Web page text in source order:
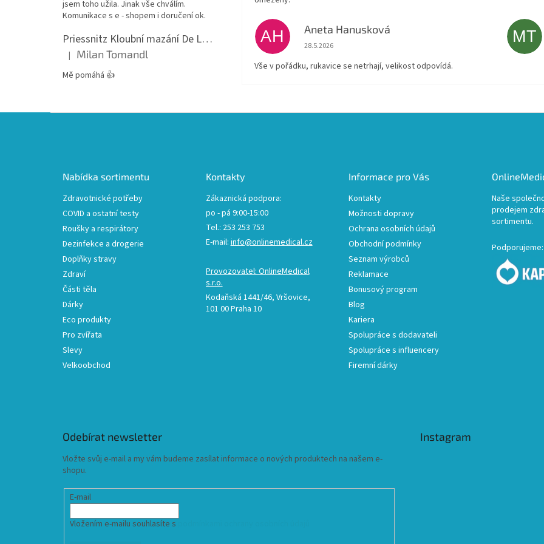
jsem toho užila. Jinak vše chválím.
Komunikace s e - shopem i doručení ok.
Priessnitz Kloubní mazání De Luxe, 200ml
Hodnocení produktu je 5 z 5 hvězdiček.
| Milan Tomandl
Mě pomáhá 👍
AH Aneta Hanusková
Hodnocení obchodu je 5 z 5 hvězdiček.
28.5.2026
Vše v pořádku, rukavice se netrhají, velikost odpovídá.
MT
Nabídka sortimentu
Zdravotnické potřeby
COVID a ostatní testy
Roušky a respirátory
Dezinfekce a drogerie
Doplňky stravy
Zdraví
Části těla
Dárky
Eco produkty
Pro zvířata
Slevy
Velkoobchod
Kontakty
Zákaznická podpora:
po - pá 9:00-15:00
Tel.: 253 253 753
E-mail: info@onlinemedical.cz
Provozovatel: OnlineMedical
s.r.o.
Kodaňská 1441/46, Vršovice,
101 00 Praha 10
Informace pro Vás
Kontakty
Možnosti dopravy
Ochrana osobních údajů
Obchodní podmínky
Seznam výrobců
Reklamace
Bonusový program
Blog
Kariera
Spolupráce s dodavateli
Spolupráce s influencery
Firemní dárky
Naše
prodejem
sortimentu.
Podporujeme:
Odebírat newsletter
Vložte svůj e-mail a my vám budeme zasílat informace o nových produktech na našem e-
shopu.
E-mail
Vložením e-mailu souhlasíte s
Instagram